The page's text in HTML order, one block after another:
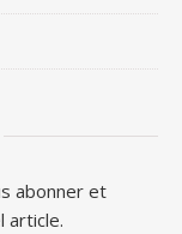
abonner et
article.